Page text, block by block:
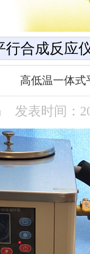
行合成反应
高低温一体式
发表时间：